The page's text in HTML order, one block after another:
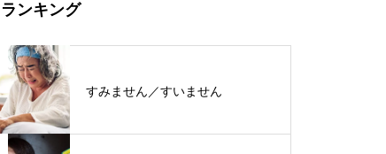
ランキング
すみません／すいません